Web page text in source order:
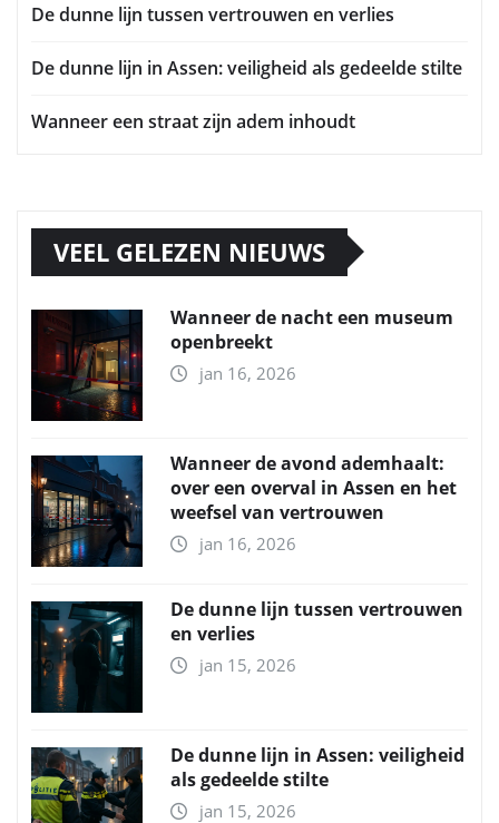
De dunne lijn tussen vertrouwen en verlies
De dunne lijn in Assen: veiligheid als gedeelde stilte
Wanneer een straat zijn adem inhoudt
VEEL GELEZEN NIEUWS
Wanneer de nacht een museum
openbreekt
jan 16, 2026
Wanneer de avond ademhaalt:
over een overval in Assen en het
weefsel van vertrouwen
jan 16, 2026
De dunne lijn tussen vertrouwen
en verlies
jan 15, 2026
De dunne lijn in Assen: veiligheid
als gedeelde stilte
jan 15, 2026